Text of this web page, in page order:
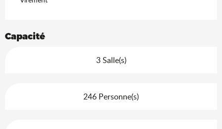
Capacité
3 Salle(s)
246 Personne(s)